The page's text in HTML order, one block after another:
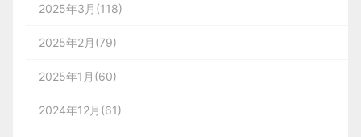
2025年3月(118)
2025年2月(79)
2025年1月(60)
2024年12月(61)